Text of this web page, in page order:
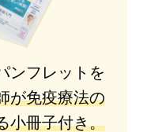
ンフレットを
が免疫療法の
小冊子付き。